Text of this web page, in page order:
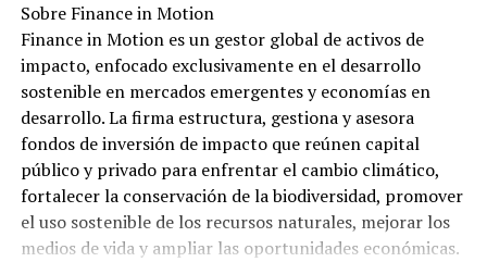
Sobre Finance in Motion
Finance in Motion es un gestor global de activos de
impacto, enfocado exclusivamente en el desarrollo
sostenible en mercados emergentes y economías en
desarrollo. La firma estructura, gestiona y asesora
fondos de inversión de impacto que reúnen capital
público y privado para enfrentar el cambio climático,
fortalecer la conservación de la biodiversidad, promover
el uso sostenible de los recursos naturales, mejorar los
medios de vida y ampliar las oportunidades económicas.